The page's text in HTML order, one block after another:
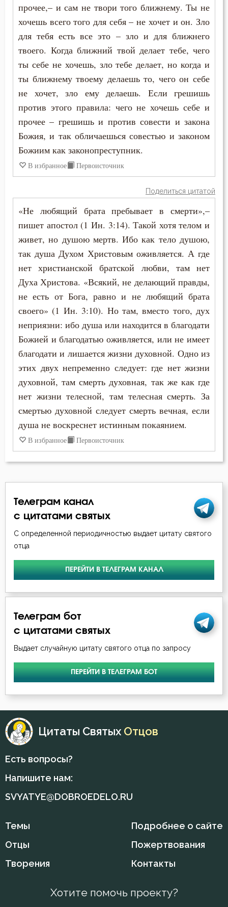
прочее,– и сам не твори того ближнему. Ты не
хочешь всего того для себя – не хочет и он. Зло
для тебя есть все это – зло и для ближнего
твоего. Когда ближний твой делает тебе, чего
ты себе не хочешь, зло тебе делает, но когда и
ты ближнему твоему делаешь то, чего он себе
не хочет, зло ему делаешь. Если грешишь
против этого правила: чего не хочешь себе и
прочее – грешишь и против совести и закона
Божия, и так обличаешься совестью и законом
Божиим как законопреступник.
В избранное Первоисточник
Поделиться цитатой
«Не любящий брата пребывает в смерти»,–
пишет апостол (1 Ин. 3:14). Такой хотя телом и
живет, но душою мертв. Ибо как тело душою,
так душа Духом Христовым оживляется. А где
нет христианской братской любви, там нет
Духа Христова. «Всякий, не делающий правды,
не есть от Бога, равно и не любящий брата
своего» (1 Ин. 3:10). Но там, вместо того, дух
неприязни: ибо душа или находится в благодати
Божией и благодатью оживляется, или не имеет
благодати и лишается жизни духовной. Одно из
этих двух непременно следует: где нет жизни
духовной, там смерть духовная, так же как где
нет жизни телесной, там телесная смерть. За
смертью духовной следует смерть вечная, если
душа не воскреснет истинным покаянием.
В избранное Первоисточник
Телеграм канал
с цитатами святых
С определенной периодичностью выдает цитату святого
отца
ПЕРЕЙТИ В ТЕЛЕГРАМ КАНАЛ
Телеграм бот
с цитатами святых
Выдает случайную цитату святого отца по запросу
ПЕРЕЙТИ В ТЕЛЕГРАМ БОТ
Цитаты Святых Отцов
Есть вопросы?
Напишите нам:
SVYATYE@DOBROEDELO.RU
Темы
Отцы
Творения
Подробнее о сайте
Пожертвования
Контакты
Хотите помочь проекту?